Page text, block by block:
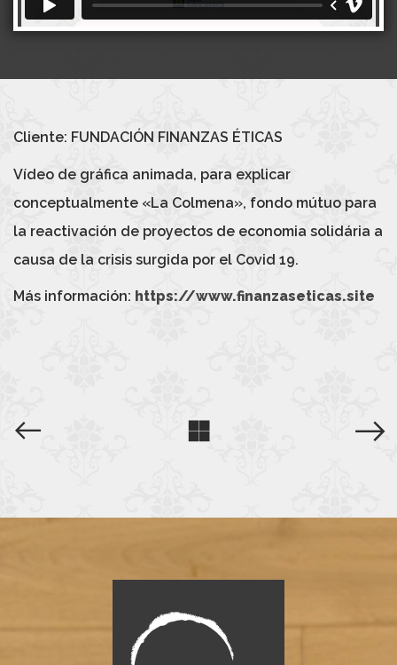
Cliente: FUNDACIÓN FINANZAS ÉTICAS
Vídeo de gráfica animada, para explicar
conceptualmente «La Colmena», fondo mútuo para
la reactivación de proyectos de economia solidária a
causa de la crisis surgida por el Covid 19.
Más información: https://www.finanzaseticas.site